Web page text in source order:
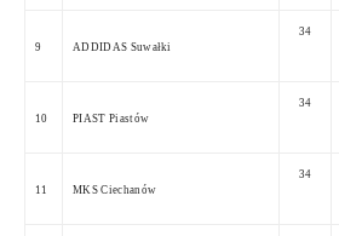
9 ADDIDAS Suwałki
34
10 PIAST Piastów
34
11 MKS Ciechanów
34